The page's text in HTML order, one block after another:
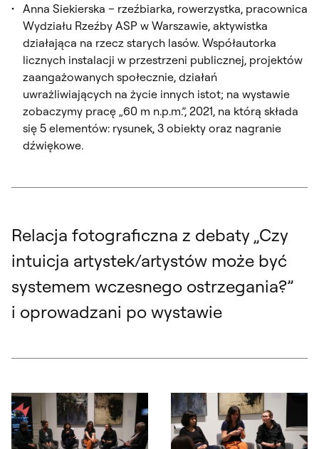
Anna Siekierska – rzeźbiarka, rowerzystka, pracownica
Wydziału Rzeźby ASP w Warszawie, aktywistka
działająca na rzecz starych lasów. Współautorka
licznych instalacji w przestrzeni publicznej, projektów
zaangażowanych społecznie, działań
uwrażliwiających na życie innych istot; na wystawie
zobaczymy pracę „60 m n.p.m.”, 2021, na którą składa
się 5 elementów: rysunek, 3 obiekty oraz nagranie
dźwiękowe.
Relacja fotograficzna z debaty „Czy
intuicja artystek/artystów może być
systemem wczesnego ostrzegania?”
i oprowadzani po wystawie